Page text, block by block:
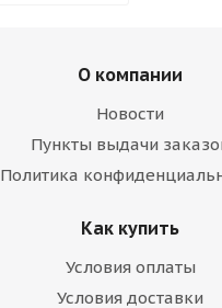
О компании
Новости
Пункты выдачи
Политика
Как купить
Условия оплаты
Условия доставки